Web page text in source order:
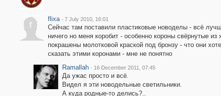
f
flixa · 7 July 2010, 16:01
Сейчас там поставили пластиковые новоделы - всё
ничего но меня коробит - особенно короны свёрнутые из
покрашены молотковой краской под бронзу - что они
сказать этими коронами - мне не понятно
Ramallah · 16 December 2011, 07:45
Да ужас просто и всё.
Видел я эти новодельные светильники.
А куда родные-то делись?..